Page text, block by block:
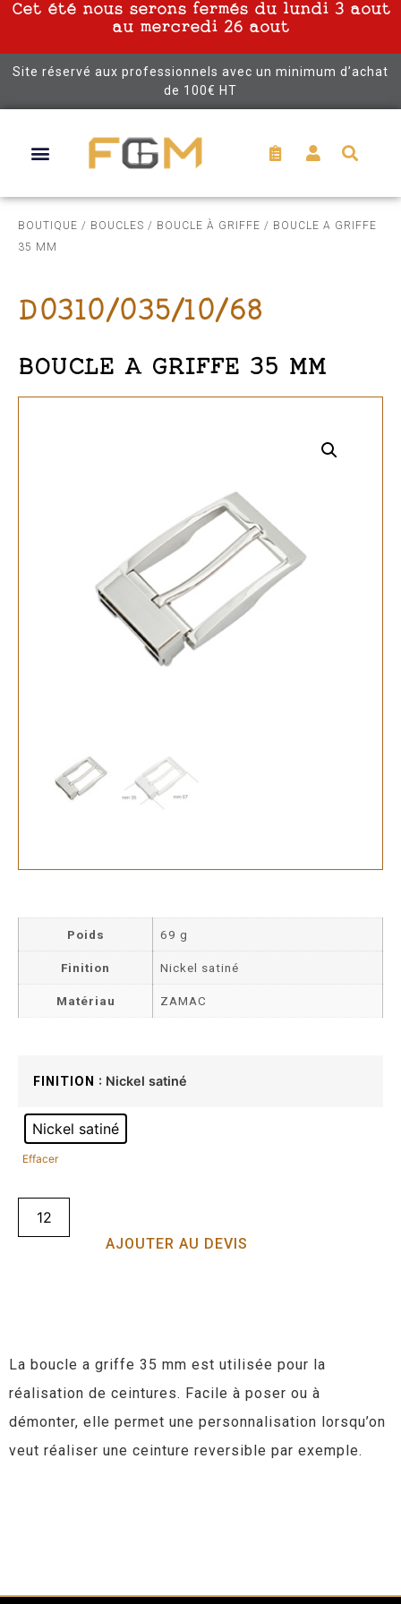
Cet été nous serons fermés du lundi 3 aout
au mercredi 26 aout
Site réservé aux professionnels avec un minimum d’achat
de 100€ HT
BOUTIQUE / BOUCLES / BOUCLE À GRIFFE / BOUCLE A GRIFFE
35 MM
D0310/035/10/68
BOUCLE A GRIFFE 35 MM
Poids 69 g
Finition Nickel satiné
Matériau ZAMAC
FINITION : Nickel satiné
Nickel satiné
Effacer
AJOUTER AU DEVIS
La boucle a griffe 35 mm est utilisée pour la
réalisation de ceintures. Facile à poser ou à
démonter, elle permet une personnalisation lorsqu’on
veut réaliser une ceinture reversible par exemple.